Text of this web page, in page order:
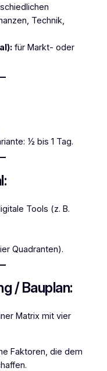
Technik,
für Markt- oder
½ bis 1 Tag.
Tools (z. B.
Quadranten).
/ Bauplan:
Matrix mit vier
Faktoren, die dem